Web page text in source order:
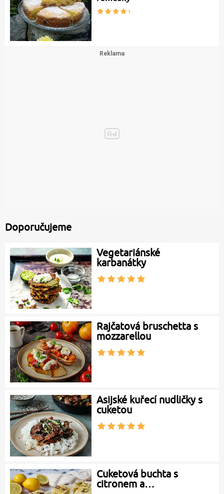
Doporučujeme
Vegetariánské
karbanátky
Rajčatová bruschetta s
mozzarellou
Asijské kuřecí nudličky s
cuketou
Cuketová buchta s
citronem a…